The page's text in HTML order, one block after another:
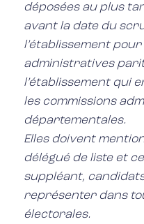
déposées au plus
avant la date du
l’établissement
administratives
l’établissement qui
les commissions
départementales.
Elles doivent
délégué de liste et
suppléant,
représenter dans
électorales.